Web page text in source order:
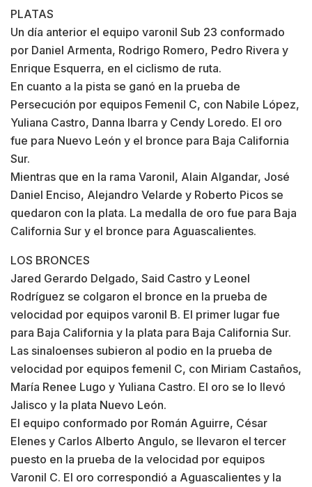
PLATAS
Un día anterior el equipo varonil Sub 23 conformado
por Daniel Armenta, Rodrigo Romero, Pedro Rivera y
Enrique Esquerra, en el ciclismo de ruta.
En cuanto a la pista se ganó en la prueba de
Persecución por equipos Femenil C, con Nabile López,
Yuliana Castro, Danna Ibarra y Cendy Loredo. El oro
fue para Nuevo León y el bronce para Baja California
Sur.
Mientras que en la rama Varonil, Alain Algandar, José
Daniel Enciso, Alejandro Velarde y Roberto Picos se
quedaron con la plata. La medalla de oro fue para Baja
California Sur y el bronce para Aguascalientes.
LOS BRONCES
Jared Gerardo Delgado, Said Castro y Leonel
Rodríguez se colgaron el bronce en la prueba de
velocidad por equipos varonil B. El primer lugar fue
para Baja California y la plata para Baja California Sur.
Las sinaloenses subieron al podio en la prueba de
velocidad por equipos femenil C, con Miriam Castaños,
María Renee Lugo y Yuliana Castro. El oro se lo llevó
Jalisco y la plata Nuevo León.
El equipo conformado por Román Aguirre, César
Elenes y Carlos Alberto Angulo, se llevaron el tercer
puesto en la prueba de la velocidad por equipos
Varonil C. El oro correspondió a Aguascalientes y la